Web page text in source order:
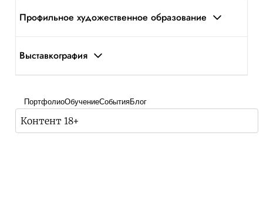
Профильное художественное образование
Выставкография
ПортфолиоОбучениеСобытияБлог
Контент 18+